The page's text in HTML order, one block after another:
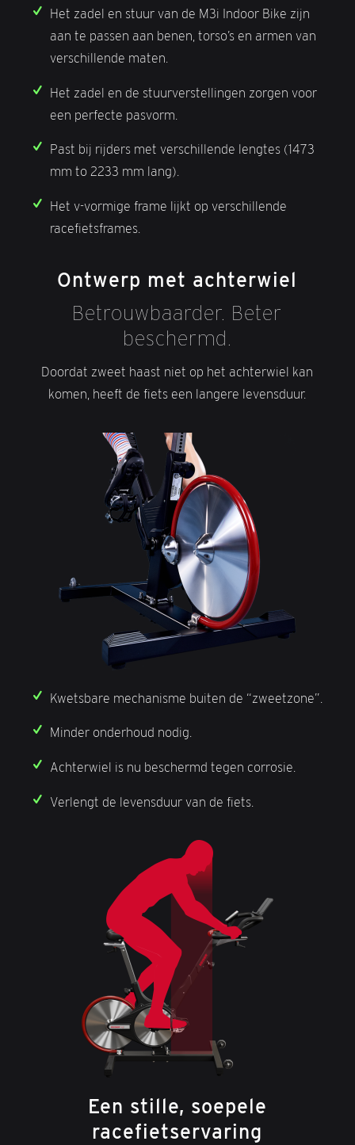
Het zadel en stuur van de M3i Indoor Bike zijn
aan te passen aan benen, torso’s en armen van
verschillende maten.
Het zadel en de stuurverstellingen zorgen voor
een perfecte pasvorm.
Past bij rijders met verschillende lengtes (1473
mm to 2233 mm lang).
Het v-vormige frame lijkt op verschillende
racefietsframes.
Ontwerp met achterwiel
Betrouwbaarder. Beter
beschermd.
Doordat zweet haast niet op het achterwiel kan
komen, heeft de fiets een langere levensduur.
Kwetsbare mechanisme buiten de “zweetzone”.
Minder onderhoud nodig.
Achterwiel is nu beschermd tegen corrosie.
Verlengt de levensduur van de fiets.
Een stille, soepele
racefietservaring